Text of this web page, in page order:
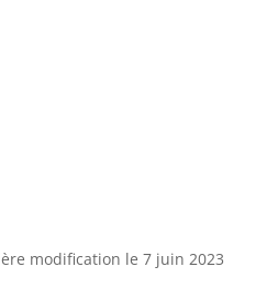
modification le 7 juin 2023